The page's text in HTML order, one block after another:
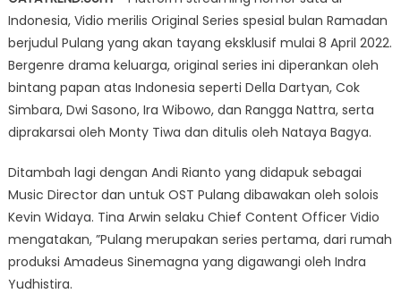
Indonesia, Vidio merilis Original Series spesial bulan Ramadan
berjudul Pulang yang akan tayang eksklusif mulai 8 April 2022.
Bergenre drama keluarga, original series ini diperankan oleh
bintang papan atas Indonesia seperti Della Dartyan, Cok
Simbara, Dwi Sasono, Ira Wibowo, dan Rangga Nattra, serta
diprakarsai oleh Monty Tiwa dan ditulis oleh Nataya Bagya.
Ditambah lagi dengan Andi Rianto yang didapuk sebagai
Music Director dan untuk OST Pulang dibawakan oleh solois
Kevin Widaya. Tina Arwin selaku Chief Content Officer Vidio
mengatakan, ”Pulang merupakan series pertama, dari rumah
produksi Amadeus Sinemagna yang digawangi oleh Indra
Yudhistira.